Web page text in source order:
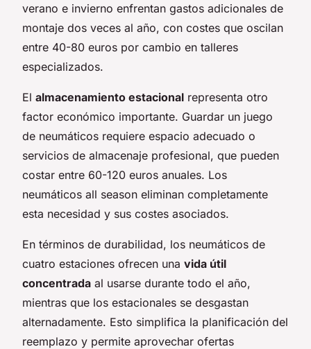
verano e invierno enfrentan gastos adicionales de
montaje dos veces al año, con costes que oscilan
entre 40-80 euros por cambio en talleres
especializados.
El almacenamiento estacional representa otro
factor económico importante. Guardar un juego
de neumáticos requiere espacio adecuado o
servicios de almacenaje profesional, que pueden
costar entre 60-120 euros anuales. Los
neumáticos all season eliminan completamente
esta necesidad y sus costes asociados.
En términos de durabilidad, los neumáticos de
cuatro estaciones ofrecen una vida útil
concentrada al usarse durante todo el año,
mientras que los estacionales se desgastan
alternadamente. Esto simplifica la planificación del
reemplazo y permite aprovechar ofertas